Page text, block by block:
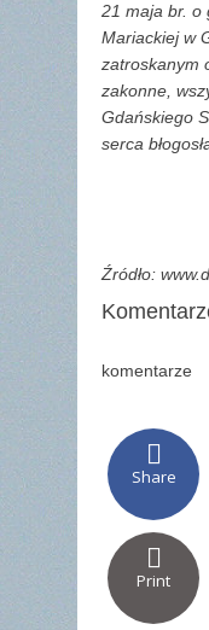
21 maja br. o
Mariackiej w
zatroskanym
zakonne,
Gdańskiego
serca
Źródło:
komentarze
Share
Print